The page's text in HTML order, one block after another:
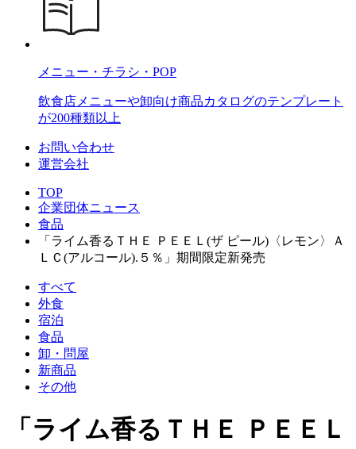
メニュー・チラシ・POP
飲食店メニューや卸向け商品カタログのテンプレート
が200種類以上
お問い合わせ
運営会社
TOP
企業団体ニュース
食品
「ライム香るＴＨＥ ＰＥＥＬ(ザ ピール)〈レモン〉Ａ
ＬＣ(アルコール).５％」期間限定新発売
すべて
外食
宿泊
食品
卸・問屋
新商品
その他
「ライム香るＴＨＥ ＰＥＥＬ